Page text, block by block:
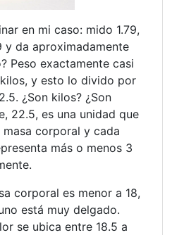
en mi caso: mido 1.79,
y da aproximadamente
Peso exactamente casi
y esto lo divido por
¿Son kilos? ¿Son
22.5, es una unidad que
corporal y cada
más o menos 3
corporal es menor a 18,
está muy delgado.
se ubica entre 18.5 a